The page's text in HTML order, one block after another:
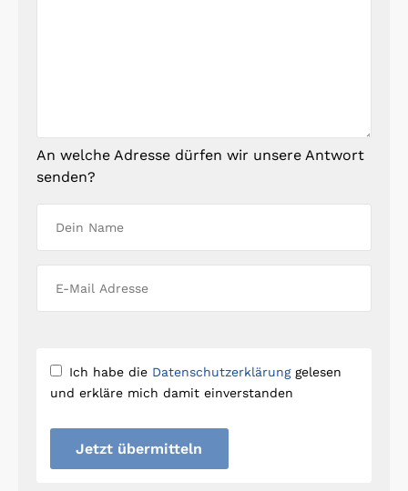
An welche Adresse dürfen wir unsere Antwort
senden?
Ich habe die Datenschutzerklärunggelesen
und erkläre mich damit einverstanden
Jetzt übermitteln